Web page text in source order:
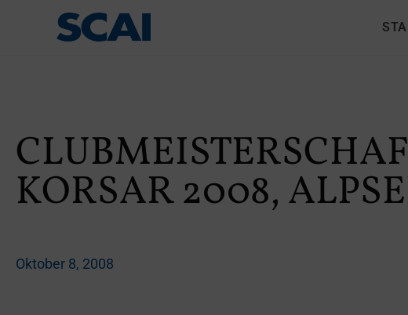
KORSAR 2008,
Oktober 8, 2008